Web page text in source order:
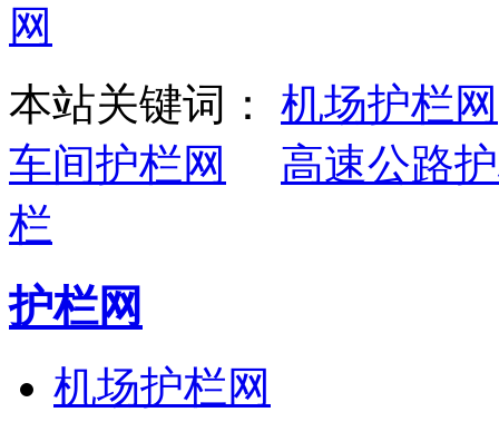
本站关键词： 机场护栏网
车间护栏网
高速公路
栏
护栏网
机场护栏网